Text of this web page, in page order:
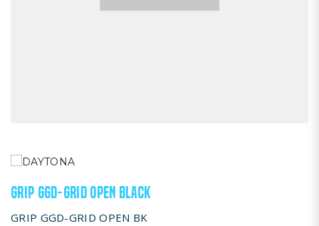
GRIP GGD-GRID OPEN BLACK
GRIP GGD-GRID OPEN BK